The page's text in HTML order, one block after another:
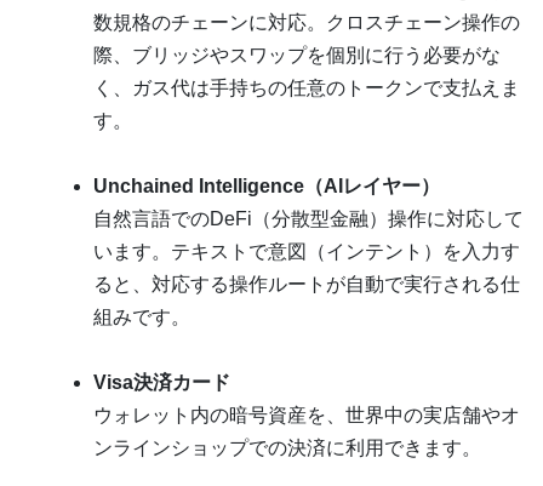
数規格のチェーンに対応。クロスチェーン操作の
際、ブリッジやスワップを個別に行う必要がな
く、ガス代は手持ちの任意のトークンで支払えま
す。
Unchained Intelligence（AIレイヤー）
自然言語でのDeFi（分散型金融）操作に対応して
います。テキストで意図（インテント）を入力す
ると、対応する操作ルートが自動で実行される仕
組みです。
Visa決済カード
ウォレット内の暗号資産を、世界中の実店舗やオ
ンラインショップでの決済に利用できます。